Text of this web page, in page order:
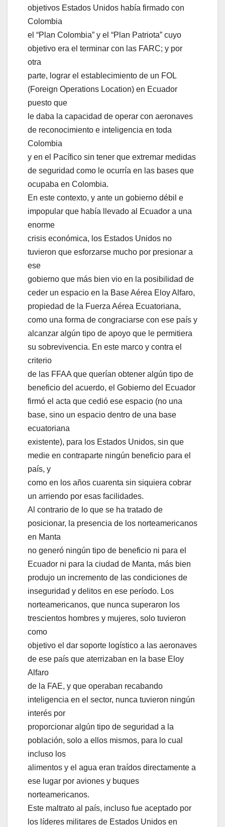
objetivos Estados Unidos había firmado con
Colombia
el “Plan Colombia” y el “Plan Patriota” cuyo
objetivo era el terminar con las FARC; y por
otra
parte, lograr el establecimiento de un FOL
(Foreign Operations Location) en Ecuador
puesto que
le daba la capacidad de operar con aeronaves
de reconocimiento e inteligencia en toda
Colombia
y en el Pacífico sin tener que extremar medidas
de seguridad como le ocurría en las bases que
ocupaba en Colombia.
En este contexto, y ante un gobierno débil e
impopular que había llevado al Ecuador a una
enorme
crisis económica, los Estados Unidos no
tuvieron que esforzarse mucho por presionar a
ese
gobierno que más bien vio en la posibilidad de
ceder un espacio en la Base Aérea Eloy Alfaro,
propiedad de la Fuerza Aérea Ecuatoriana,
como una forma de congraciarse con ese país y
alcanzar algún tipo de apoyo que le permitiera
su sobrevivencia. En este marco y contra el
criterio
de las FFAA que querían obtener algún tipo de
beneficio del acuerdo, el Gobierno del Ecuador
firmó el acta que cedió ese espacio (no una
base, sino un espacio dentro de una base
ecuatoriana
existente), para los Estados Unidos, sin que
medie en contraparte ningún beneficio para el
país, y
como en los años cuarenta sin siquiera cobrar
un arriendo por esas facilidades.
Al contrario de lo que se ha tratado de
posicionar, la presencia de los norteamericanos
en Manta
no generó ningún tipo de beneficio ni para el
Ecuador ni para la ciudad de Manta, más bien
produjo un incremento de las condiciones de
inseguridad y delitos en ese período. Los
norteamericanos, que nunca superaron los
trescientos hombres y mujeres, solo tuvieron
como
objetivo el dar soporte logístico a las aeronaves
de ese país que aterrizaban en la base Eloy
Alfaro
de la FAE, y que operaban recabando
inteligencia en el sector, nunca tuvieron ningún
interés por
proporcionar algún tipo de seguridad a la
población, solo a ellos mismos, para lo cual
incluso los
alimentos y el agua eran traídos directamente a
ese lugar por aviones y buques
norteamericanos.
Este maltrato al país, incluso fue aceptado por
los líderes militares de Estados Unidos en